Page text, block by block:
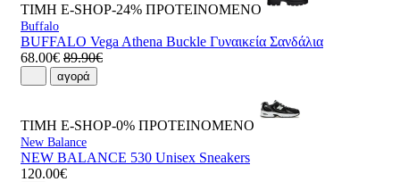
ΤΙΜΗ E-SHOP-24% ΠΡΟΤΕΙΝΟΜΕΝΟ
Buffalo
BUFFALO Vega Athena Buckle Γυναικεία Σανδάλια
68.00€ 89.90€
αγορά
ΤΙΜΗ E-SHOP-0% ΠΡΟΤΕΙΝΟΜΕΝΟ
New Balance
NEW BALANCE 530 Unisex Sneakers
120.00€